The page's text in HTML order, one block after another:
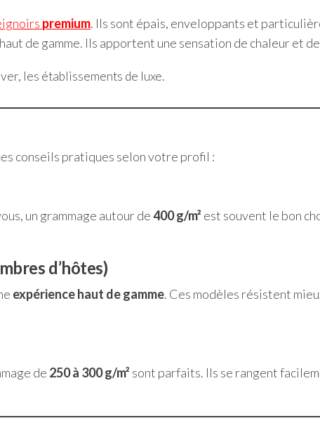
premium. Ils sont épais, enveloppants et
de gamme. Ils apportent une sensation de chaleur et
les établissements de luxe.
conseils pratiques selon votre profil :
un grammage autour de400 g/m² est souvent le bon
d’hôtes)
expérience haut de gamme. Ces modèles résistent
de 250 à 300 g/m² sont parfaits. Ils se rangent